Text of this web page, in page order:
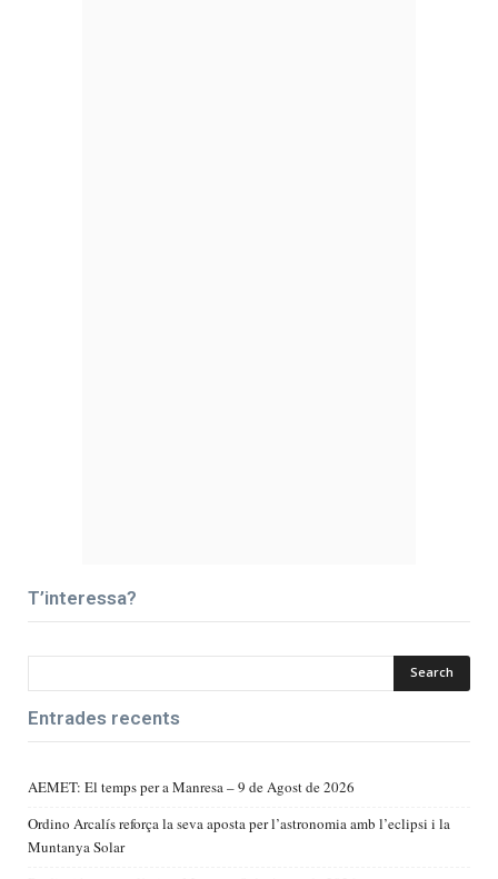
T’interessa?
Entrades recents
AEMET: El temps per a Manresa – 9 de Agost de 2026
Ordino Arcalís reforça la seva aposta per l’astronomia amb l’eclipsi i la
Muntanya Solar